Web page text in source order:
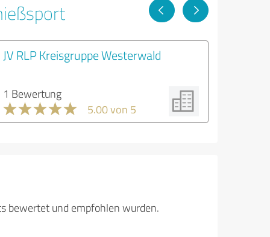
JV RLP Kreisgruppe Westerwald
1 Bewertung
5.00 von 5
bewertet und empfohlen wurden.